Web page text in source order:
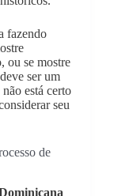
fazendo
ou se mostre
ser um
está certo
seu
de